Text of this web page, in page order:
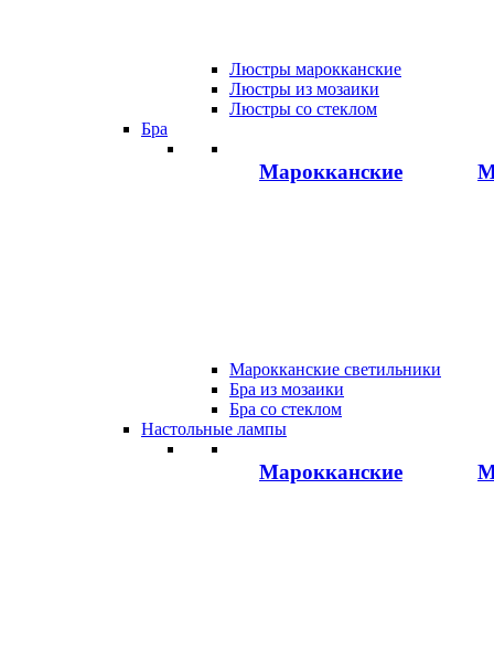
Люстры марокканские
Люстры из мозаики
Люстры со стеклом
Бра
Марокканские
Марокканские светильники
Бра из мозаики
Бра со стеклом
Настольные лампы
Марокканские